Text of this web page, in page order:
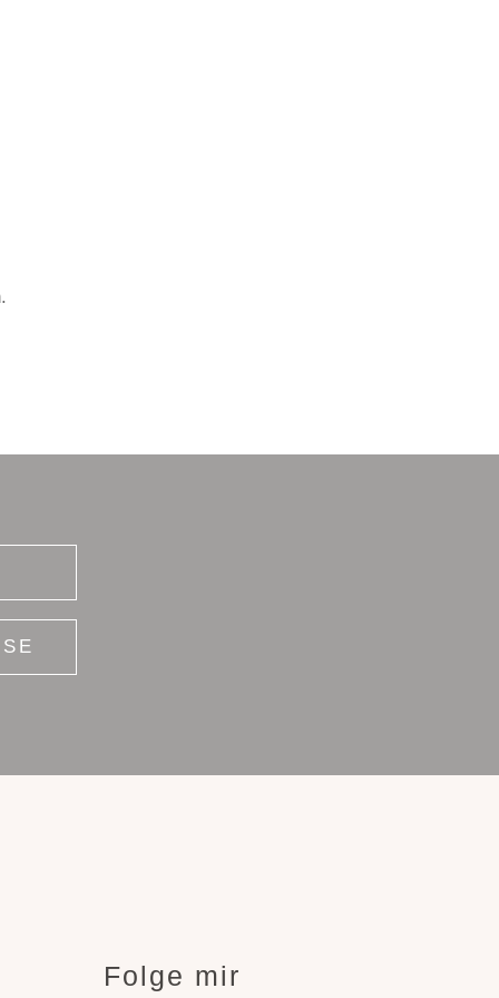
Folge mir